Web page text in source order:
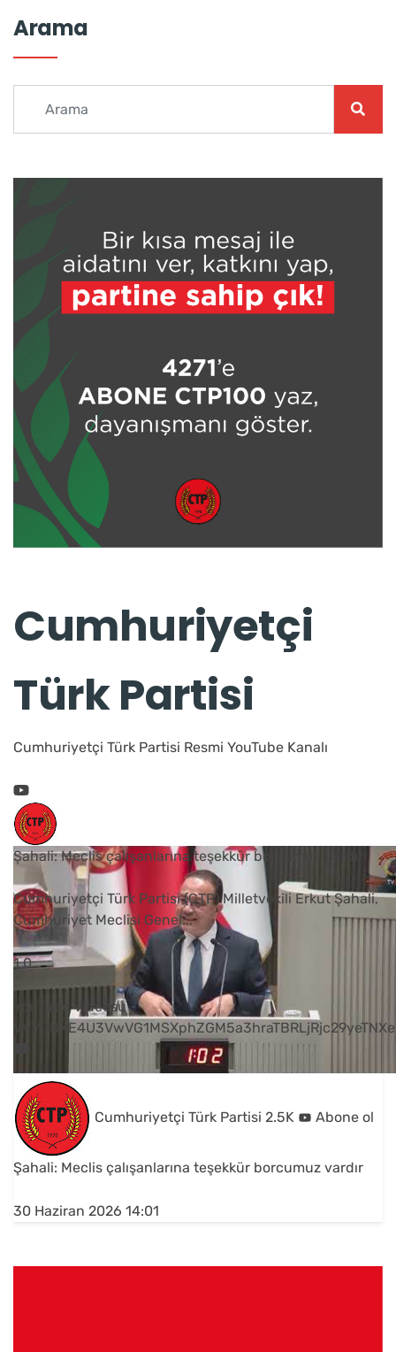
Arama
Cumhuriyetçi
Türk Partisi
Cumhuriyetçi Türk Partisi Resmi YouTube Kanalı
Şahali: Meclis çalışanlarına teşekkür borcumuz vardır
Cumhuriyetçi Türk Partisi (CTP) Milletvekili Erkut Şahali,
Cumhuriyet Meclisi Genel...
1 0
YouTube Videosu
Cumhuriyetçi Türk Partisi 2.5K Abone ol
Şahali: Meclis çalışanlarına teşekkür borcumuz vardır
30 Haziran 2026 14:01